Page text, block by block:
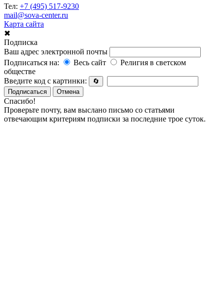
Тел: +7 (495) 517-9230
mail@sova-center.ru
Карта сайта
✖
Подписка
Ваш адрес электронной почты
Подписаться на:
Весь сайт
Религия в светском
обществе
Введите код с картинки:
🔄
Подписаться
Отмена
Спасибо!
Проверьте почту, вам выслано письмо со статьями
отвечающим критериям подписки за последние трое суток.